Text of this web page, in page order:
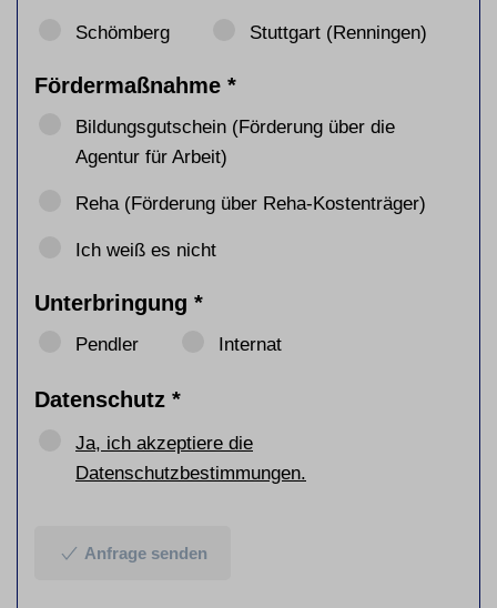
Schömberg Stuttgart (Renningen)
Fördermaßnahme *
Bildungsgutschein (Förderung über die
Agentur für Arbeit)
Reha (Förderung über Reha-Kostenträger)
Ich weiß es nicht
Unterbringung *
Pendler Internat
Datenschutz *
Ja, ich akzeptiere die
Datenschutzbestimmungen.
Anfrage senden